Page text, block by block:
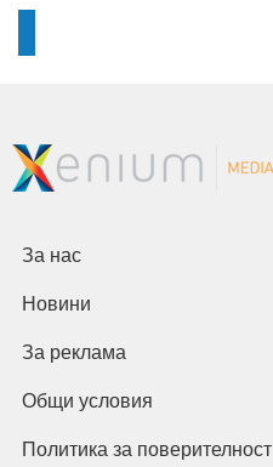
За нас
Новини
За реклама
Общи условия
Политика за поверителност